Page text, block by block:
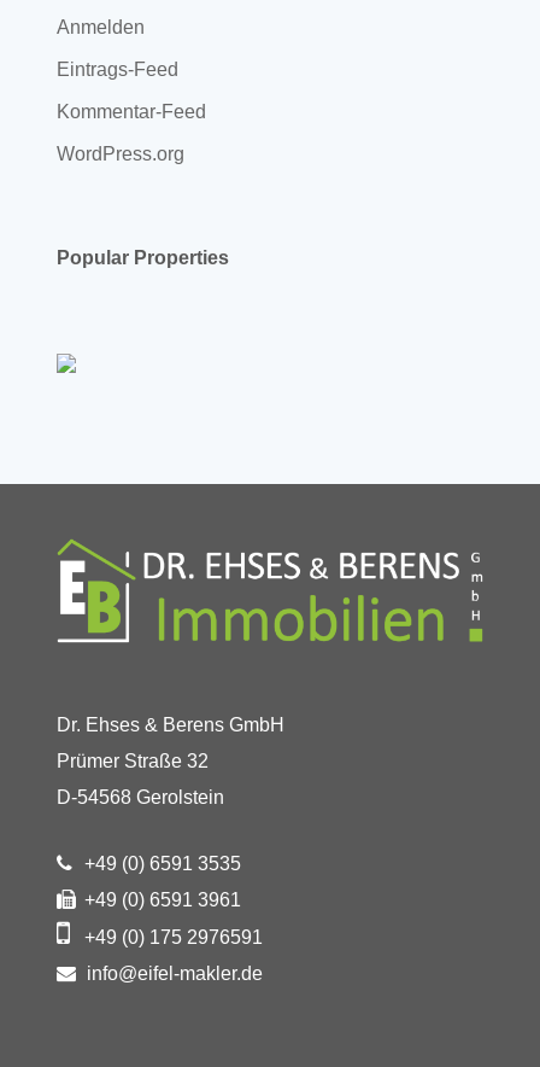
Anmelden
Eintrags-Feed
Kommentar-Feed
WordPress.org
Popular Properties
Dr. Ehses & Berens GmbH
Prümer Straße 32
D-54568 Gerolstein
+49 (0) 6591 3535
+49 (0) 6591 3961
+49 (0) 175 2976591
info@eifel-makler.de